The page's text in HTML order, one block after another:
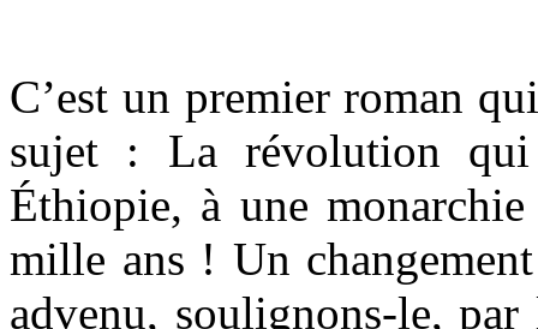
C’est un premier roman
sujet : La révolution
Éthiopie, à une
mille ans ! Un
advenu, soulignons-le,